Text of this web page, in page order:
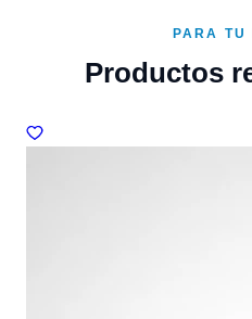
PARA TU
Productos